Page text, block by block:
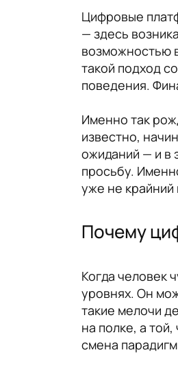
Цифровые
— здесь
возможностью
такой подход
поведения.
Именно так
известно,
ожиданий — и в
просьбу.
уже не
Почему
Когда человек
уровнях. Он
такие мелочи
на полке, а
смена